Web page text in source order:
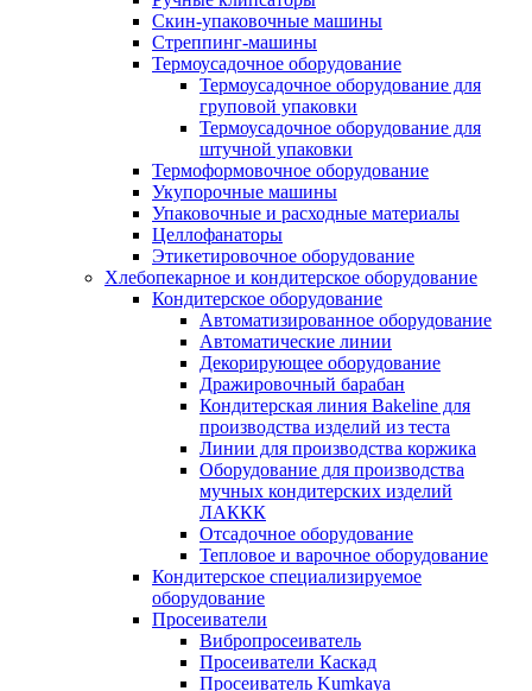
Скин-упаковочные машины
Стреппинг-машины
Термоусадочное оборудование
Термоусадочное оборудование для
груповой упаковки
Термоусадочное оборудование для
штучной упаковки
Термоформовочное оборудование
Укупорочные машины
Упаковочные и расходные материалы
Целлофанаторы
Этикетировочное оборудование
Хлебопекарное и кондитерское оборудование
Кондитерское оборудование
Автоматизированное оборудование
Автоматические линии
Декорирующее оборудование
Дражировочный барабан
Кондитерская линия Bakeline для
производства изделий из теста
Линии для производства коржика
Оборудование для производства
мучных кондитерских изделий
ЛАККК
Отсадочное оборудование
Тепловое и варочное оборудование
Кондитерское специализируемое
оборудование
Просеиватели
Вибропросеиватель
Просеиватели Каскад
Просеиватель Kumkaya